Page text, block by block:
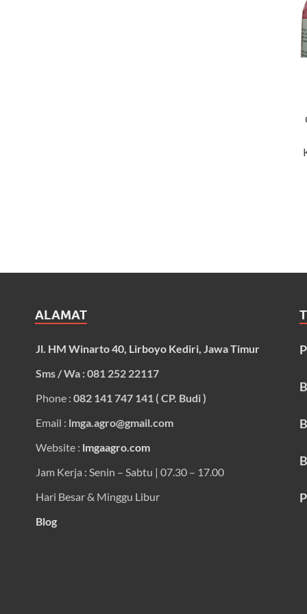
ALAMAT
Jl. HM Winarto 40, Lirboyo Kediri, Jawa Timur
Sms / Wa : 081 252 22117
Phone : 082 141 747 141 ( CP. Budi )
Email : lmga.agro@gmail.com
Website : lmgaagro.com
Jam Kerja : Senin – Sabtu | 07.30 – 17.00
Hari Besar & Minggu Libur
Blog